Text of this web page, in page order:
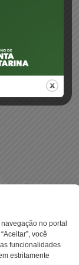
no portal
você
funcionalidades
estritamente